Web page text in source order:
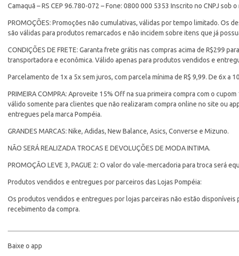
Camaquã – RS CEP 96.780-072 – Fone: 0800 000 5353 Inscrito no CNPJ sob
PROMOÇÕES: Promoções não cumulativas, válidas por tempo limitado. Os
são válidas para produtos remarcados e não incidem sobre itens que já
CONDIÇÕES DE FRETE: Garanta frete grátis nas compras acima de R$299
transportadora e econômica. Válido apenas para produtos vendidos e
Parcelamento de 1x a 5x sem juros, com parcela mínima de R$ 9,99. De 6x a
PRIMEIRA COMPRA: Aproveite 15% Off na sua primeira compra com o
válido somente para clientes que não realizaram compra online no site ou
entregues pela marca Pompéia.
GRANDES MARCAS: Nike, Adidas, New Balance, Asics, Converse e Mizuno.
NÃO SERÁ REALIZADA TROCAS E DEVOLUÇÕES DE MODA INTIMA.
PROMOÇÃO LEVE 3, PAGUE 2: O valor do vale-mercadoria para troca
Produtos vendidos e entregues por parceiros das Lojas Pompéia:
Os produtos vendidos e entregues por lojas parceiras não estão disponíveis
recebimento da compra.
Baixe o app